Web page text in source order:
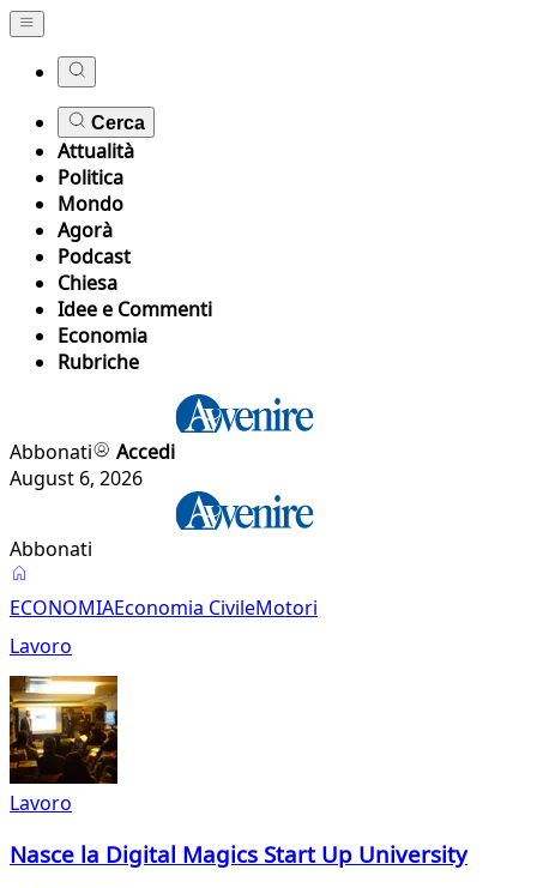
Cerca
Attualità
Politica
Mondo
Agorà
Podcast
Chiesa
Idee e Commenti
Economia
Rubriche
Abbonati
Accedi
August 6, 2026
Abbonati
Economia
ECONOMIAEconomia CivileMotori
Lavoro
Lavoro
Nasce la Digital Magics Start Up University